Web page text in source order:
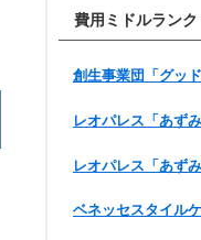
費用ミドルランク
創生事業団「グッ
レオパレス「あず
レオパレス「あず
ベネッセスタイル